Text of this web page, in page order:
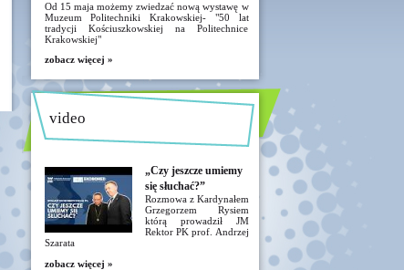
Od 15 maja możemy zwiedzać nową wystawę w
Muzeum Politechniki Krakowskiej- "50 lat
tradycji Kościuszkowskiej na Politechnice
Krakowskiej"
zobacz więcej »
video
„Czy jeszcze umiemy
się słuchać?”
Rozmowa z Kardynałem
Grzegorzem Rysiem
którą prowadził JM
Rektor PK prof. Andrzej
Szarata
zobacz więcej »